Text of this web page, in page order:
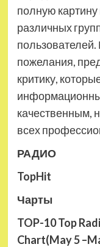
полную
различных
пожелания,
критику,
качественным,
всех
РАДИО
TopHit
Чарты
TOP-10 Top
Chart(May 5